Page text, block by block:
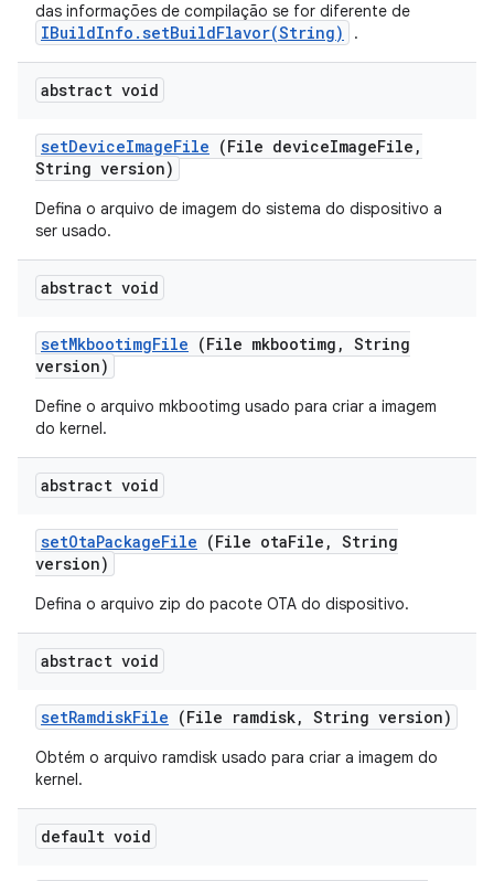
das informações de compilação se for diferente de
IBuildInfo.setBuildFlavor(String) .
abstract void
setDeviceImageFile (File deviceImageFile ,
String version)
Defina o arquivo de imagem do sistema do dispositivo a
ser usado.
abstract void
setMkbootimgFile (File mkbootimg , String
version)
Define o arquivo mkbootimg usado para criar a imagem
do kernel.
abstract void
setOtaPackageFile (File otaFile , String
version)
Defina o arquivo zip do pacote OTA do dispositivo.
abstract void
setRamdiskFile (File ramdisk, String version)
Obtém o arquivo ramdisk usado para criar a imagem do
kernel.
default void